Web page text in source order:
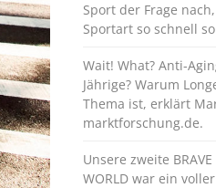
Sport der Frage
Sportart so schnell
Wait! What? Anti-
Jährige? Warum
Thema ist, erklärt
marktforschung.de.
Unsere zweite BRAVE
WORLD war ein